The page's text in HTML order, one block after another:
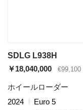
SDLG L938H
￥18,040,000
€99,100
ホイールローダー
2024
Euro 5